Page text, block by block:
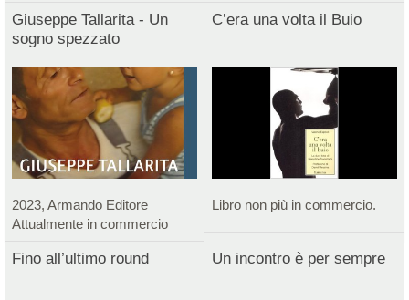
Giuseppe Tallarita - Un
sogno spezzato
2023, Armando Editore
Attualmente in commercio
C’era una volta il Buio
Libro non più in commercio.
Fino all’ultimo round Un incontro è per sempre